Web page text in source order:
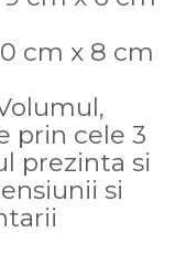
cm x 8 cm
prin cele 3
prezinta si
si